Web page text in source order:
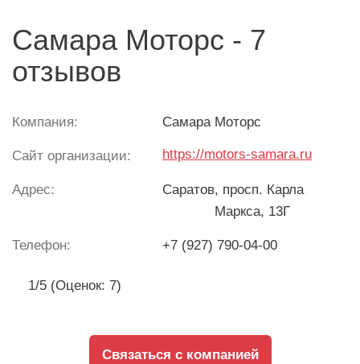
Самара Моторс - 7
отзывов
Компания: Самара Моторс
Сайт организации: https://motors-samara.ru
Адрес: Саратов, просп. Карла
Маркса, 13Г
Телефон: +7 (927) 790-04-00
1/5 (Оценок: 7)
Связаться с компанией